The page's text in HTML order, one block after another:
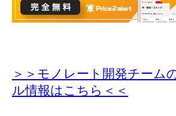
＞＞モノレート開発チーム
ル情報はこちら＜＜